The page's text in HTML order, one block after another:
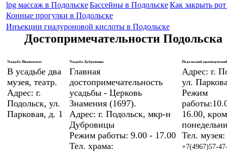
lpg массаж в Подольске Бассейны в ПодольскеКак закрыть
Конные прогулки в Подольске
Инъекции гиалуроновой кислоты в Подольске
Достопримечательности Подольска
Усадьба Ивановское
В усадьбе два
музея, театр.
Адрес: г.
Подольск, ул.
Парковая, д. 1
Усадьба Дубровицы
Главная
достопримечательность
усадьбы - Церковь
Знамения (1697).
Адрес: г. Подольск, мкр-н
Дубровицы
Режим работы: 9.00 - 17.00
Тел. храма:
Подольский
Адрес: г.
ул.
Режим
16.00,
Тел. музея:
+7(4967)57-